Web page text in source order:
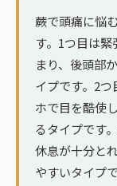
蕨で頭痛に悩
す。1つ目は
まり、後頭部
イプです。2
ホで目を酷使
るタイプです
休息が十分と
やすいタイプ